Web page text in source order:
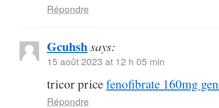
Répondre
Gcuhshsays:
15 août 2023 at 12 h 05 min
tricor pricefenofibrate 160mg
Répondre